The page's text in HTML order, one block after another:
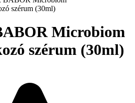
Microbiom
szérum (30ml)